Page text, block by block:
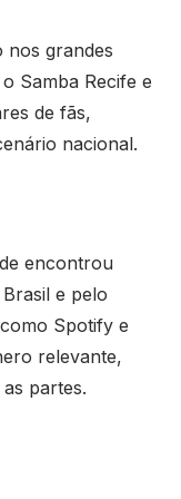
nos grandes
Samba Recife e
de fãs,
nacional.
encontrou
e pelo
Spotify e
relevante,
partes.